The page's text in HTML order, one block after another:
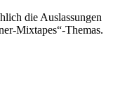
die Auslassungen
Mixtapes“-Themas.